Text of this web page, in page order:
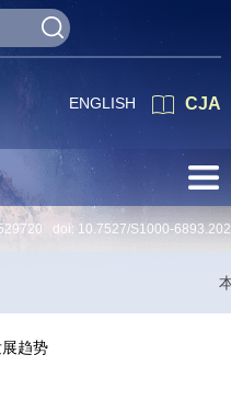
CJA
ENGLISH
doi: 10.7527/S1000-
趋势